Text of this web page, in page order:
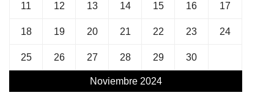
Noviembre 2024
11 12 13 14 15 16 17
18 19 20 21 22 23 24
25 26 27 28 29 30